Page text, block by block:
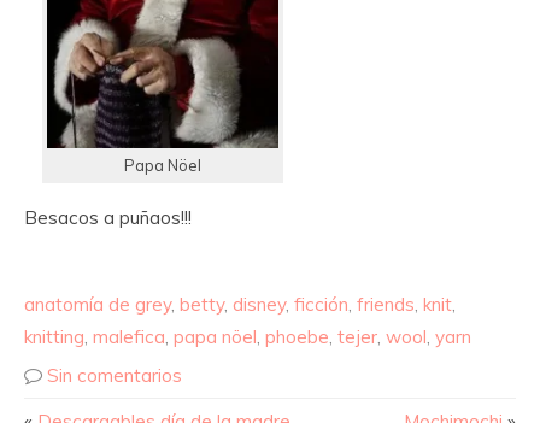
Papa Nöel
Besacos a puñaos!!!
anatomía de grey, betty, disney, ficción, friends, knit,
knitting, malefica, papa nöel, phoebe, tejer, wool, yarn
Sin comentarios